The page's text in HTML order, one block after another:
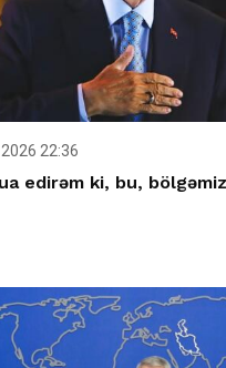
22:36
edirəm ki, bu,